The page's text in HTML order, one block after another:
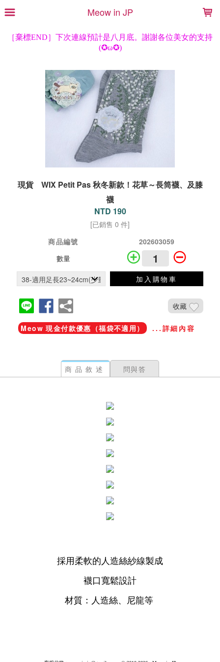
Meow in JP
現貨 WIX Petit Pas 秋冬新款！花草～長筒襪、及膝
襪
NTD 190
[已銷售 0 件]
商品編號
202603059
數量
加入購物車
收藏
Meow 現金付款優惠（福袋不適用） ...詳細內容
商品敘述 問與答